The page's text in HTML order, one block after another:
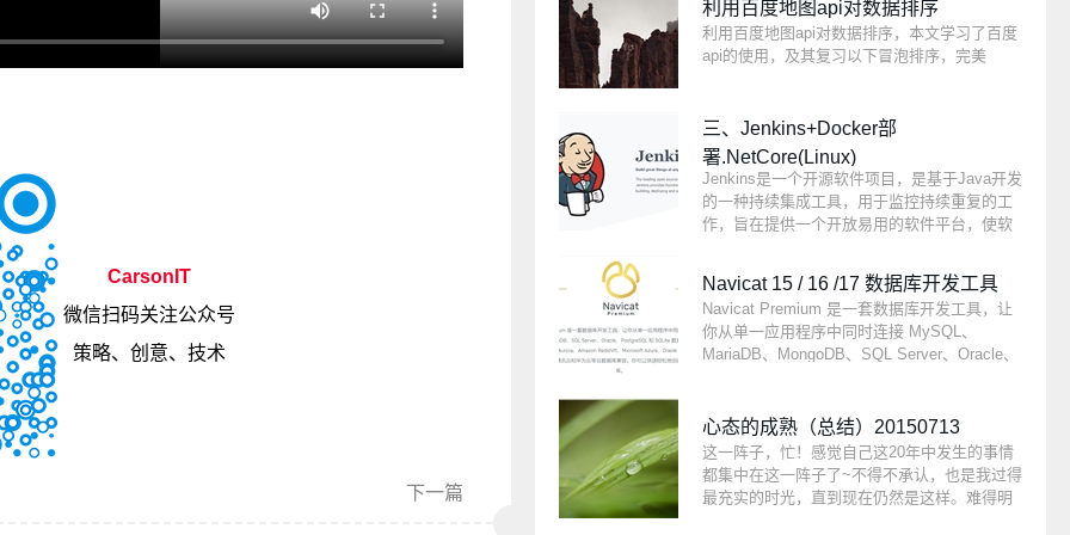
CarsonIT
微信扫码关注公众号
策略、创意、技术
下一篇
利用百度地图api对数据排序
利用百度地图api对数据排序，本文学习了百度
api的使用，及其复习以下冒泡排序，完美
三、Jenkins+Docker部
署.NetCore(Linux)
Jenkins是一个开源软件项目，是基于Java开发
的一种持续集成工具，用于监控持续重复的工
作，旨在提供一个开放易用的软件平台，使软
目，无论用的是什么平台。这是一个免费的源
代码，可以处理任何类型的构建或持续集成。
集成Jenkins可以用于一些测试和部署技术。
Navicat 15 / 16 /17 数据库开发工具
Navicat Premium 是一套数据库开发工具，让
你从单一应用程序中同时连接 MySQL、
MariaDB、MongoDB、SQL Server、Oracle、
Microsoft Azure、Oracle Cloud、MongoDB
Atlas、阿里云、腾讯云和华为云等云数据库兼
容。你可以快速轻松地创建、管理和维护数据
库。
心态的成熟（总结）20150713
这一阵子，忙！感觉自己这20年中发生的事情
都集中在这一阵子了~不得不承认，也是我过得
最充实的时光，直到现在仍然是这样。难得明